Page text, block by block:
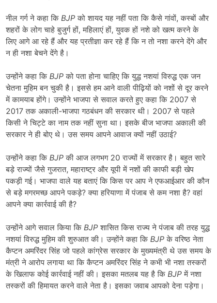
नील गर्ग ने कहा कि BJPको शायद यह नहीं पता कि कैसे गांवों, कस्बों और
शहरों के लोग चाहे बुजुर्ग हों, महिलाएं हों, युवक हों नशे को खत्म करने के
लिए आगे आ रहे हैं और यह प्रतीज्ञा कर रहे हैं कि न तो नशा करने देंगे और
न ही नशा बेचने देंगे है।
उन्होंने कहा कि BJPको पता होना चाहिए कि युद्ध नशयां विरुद्ध एक जन
चेतना मुहिम बन चुकी है। इससे हम आने वाली पीढ़ियों को नशों से दूर करने
में कामयाब होंगे। उन्होंने भाजपा से सवाल करते हुए कहा कि 2007 से
2017 तक अकाली-भाजपा गठबंधन की सरकार थी। 2007 से पहले
किसी ने चिट्टे का नाम तक नहीं सुना था। इसके बीज भाजपा अकाली की
सरकार ने ही बोए थे। उस समय आपने आवाज क्यों नहीं उठाई?
उन्होंने कहा कि BJPकी आज लगभग 20 राज्यों में सरकार है। बहुत सारे
बड़े राज्यों जैसे गुजरात, महाराष्ट्र और यूपी में नशों की काफी बड़ी खेप
पकड़ी गई। भाजपा वाले यह बताएं कि किस पर आप ने एफआईआर की कौन
से बड़े मगरमच्छ आपने पकड़े? क्या हरियाणा में पंजाब से कम नशा है? वहां
आपने क्या कार्रवाई की है?
उन्होंने आगे सवाल किया कि BJPशासित किस राज्य ने पंजाब की तरह युद्ध
नशयां विरुद्ध मुहिम की शुरुआत की। उन्होंने कहा कि BJPके वरिष्ठ नेता
कैप्टन अमरिंदर सिंह जो पहले कांग्रेस सरकार के मुख्यमंत्री थे उस समय के
मंत्री ने आरोप लगाया था कि कैप्टन अमरिंदर सिंह ने कभी भी नशा तस्करों
के खिलाफ कोई कार्रवाई नहीं की। इसका मतलब यह है कि BJPमें नशा
तस्करों की हिमायत करने वाले नेता है। इसका जवाब आपको देना पड़ेगा।